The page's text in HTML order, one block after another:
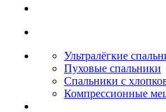
Ультралёгкие
Пуховые спальники
Спальники с
Компрессионные